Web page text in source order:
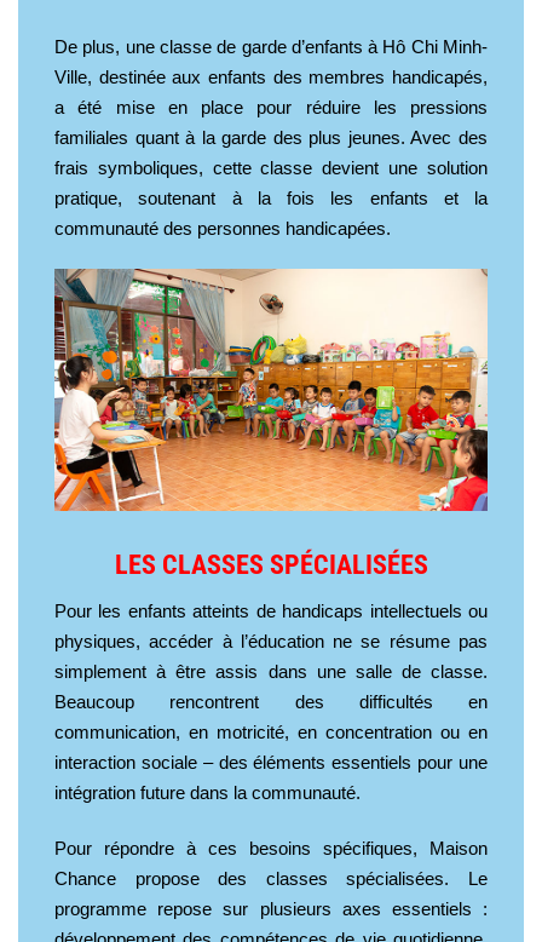
De plus, une classe de garde d’enfants à Hô Chi Minh-
Ville, destinée aux enfants des membres handicapés,
a été mise en place pour réduire les pressions
familiales quant à la garde des plus jeunes. Avec des
frais symboliques, cette classe devient une solution
pratique, soutenant à la fois les enfants et la
communauté des personnes handicapées.
LES CLASSES SPÉCIALISÉES
Pour les enfants atteints de handicaps intellectuels ou
physiques, accéder à l’éducation ne se résume pas
simplement à être assis dans une salle de classe.
Beaucoup rencontrent des difficultés en
communication, en motricité, en concentration ou en
interaction sociale – des éléments essentiels pour une
intégration future dans la communauté.
Pour répondre à ces besoins spécifiques, Maison
Chance propose des classes spécialisées. Le
programme repose sur plusieurs axes essentiels :